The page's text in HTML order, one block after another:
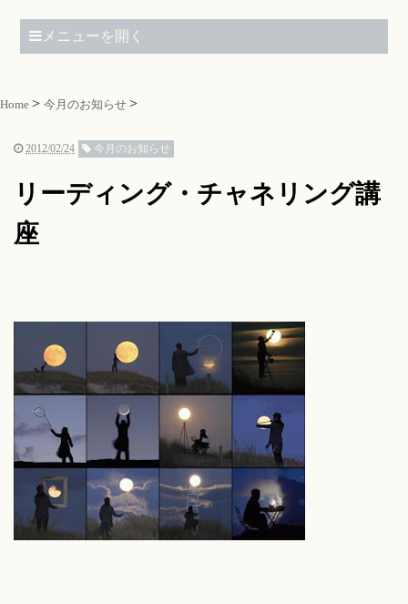
メニューを開く
Home 今月のお知らせ
2012/02/24 今月のお知らせ
リーディング・チャネリング講
座